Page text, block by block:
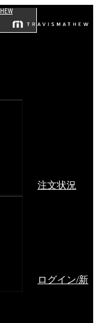
注文状況
ログイン/新